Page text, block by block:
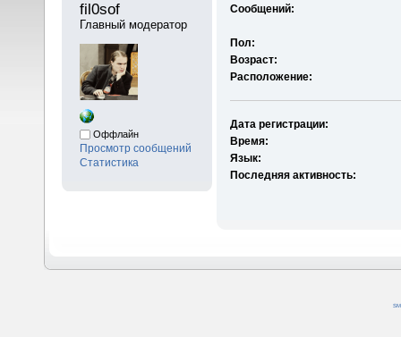
fil0sof
Главный модератор
Оффлайн
Просмотр сообщений
Статистика
Сообщений:
Пол:
Возраст:
Расположение:
Дата регистрации:
Время:
Язык:
Последняя активность: